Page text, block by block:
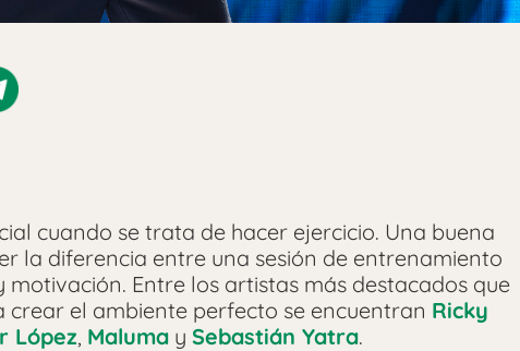
cuando se trata de hacer ejercicio. Una buena
la diferencia entre una sesión de entrenamiento
Entre los artistas más destacados que
crear el ambiente perfecto se encuentran Ricky
López, Maluma y Sebastián Yatra.